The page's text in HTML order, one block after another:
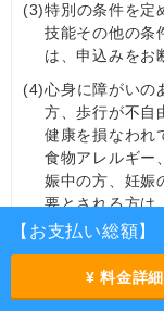
【お支払い総額】
¥ 料金詳細
(3)特別の条件を定
技能その他の条
は、申込みをお
(4)心身に障がいの
方、歩行が不自
健康を損なわれ
食物アレルギー
娠中の方、妊娠
要とされる方は
ください。当社
す。お客様の
ては、あらた
立後にこれらの